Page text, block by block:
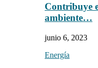
Contribuye
ambiente…
junio 6, 2023
Energía